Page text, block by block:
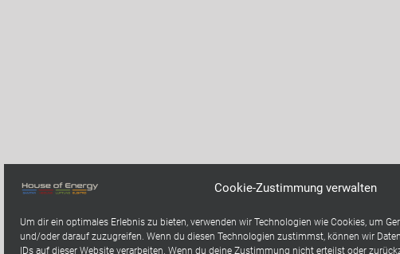
Cookie-Zustimmung verwalten
Um dir ein optimales Erlebnis zu bieten, verwenden wir Technologien wie Cookies, um
und/oder darauf zuzugreifen. Wenn du diesen Technologien zustimmst, können wir
IDs auf dieser Website verarbeiten. Wenn du deine Zustimmung nicht erteilst oder